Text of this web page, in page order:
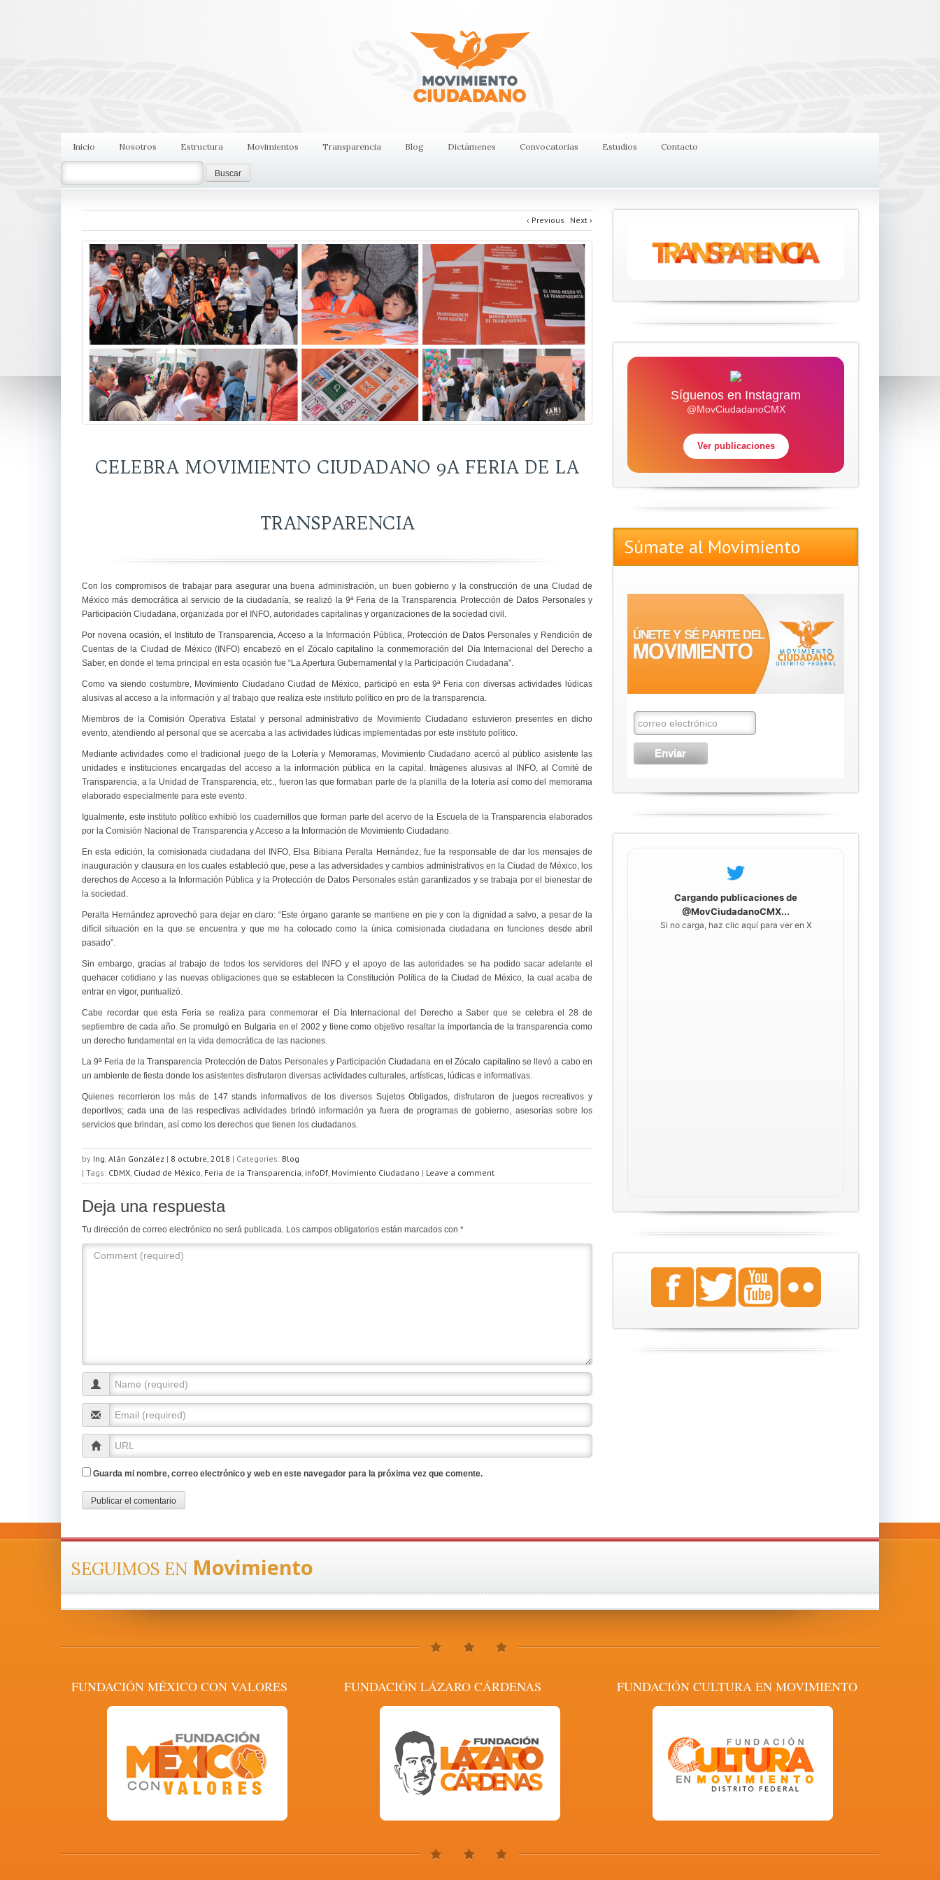
Inicio Nosotros Estructura Movimientos Transparencia Blog Dictámenes Convocatorias Estudios Contacto
‹ Previous Next ›
CELEBRA MOVIMIENTO CIUDADANO 9A FERIA DE LA
TRANSPARENCIA
Con los compromisos de trabajar para asegurar una buena administración, un buen gobierno y la construcción de una Ciudad de
México más democrática al servicio de la ciudadanía, se realizó la 9ª Feria de la Transparencia Protección de Datos Personales y
Participación Ciudadana, organizada por el INFO, autoridades capitalinas y organizaciones de la sociedad civil.
Por novena ocasión, el Instituto de Transparencia, Acceso a la Información Pública, Protección de Datos Personales y Rendición de
Cuentas de la Ciudad de México (INFO) encabezó en el Zócalo capitalino la conmemoración del Día Internacional del Derecho a
Saber, en donde el tema principal en esta ocasión fue “La Apertura Gubernamental y la Participación Ciudadana”.
Como va siendo costumbre, Movimiento Ciudadano Ciudad de México, participó en esta 9ª Feria con diversas actividades lúdicas
alusivas al acceso a la información y al trabajo que realiza este instituto político en pro de la transparencia.
Miembros de la Comisión Operativa Estatal y personal administrativo de Movimiento Ciudadano estuvieron presentes en dicho
evento, atendiendo al personal que se acercaba a las actividades lúdicas implementadas por este instituto político.
Mediante actividades como el tradicional juego de la Lotería y Memoramas, Movimiento Ciudadano acercó al público asistente las
unidades e instituciones encargadas del acceso a la información pública en la capital. Imágenes alusivas al INFO, al Comité de
Transparencia, a la Unidad de Transparencia, etc., fueron las que formaban parte de la planilla de la lotería así como del memorama
elaborado especialmente para este evento.
Igualmente, este instituto político exhibió los cuadernillos que forman parte del acervo de la Escuela de la Transparencia elaborados
por la Comisión Nacional de Transparencia y Acceso a la Información de Movimiento Ciudadano.
En esta edición, la comisionada ciudadana del INFO, Elsa Bibiana Peralta Hernández, fue la responsable de dar los mensajes de
inauguración y clausura en los cuales estableció que, pese a las adversidades y cambios administrativos en la Ciudad de México, los
derechos de Acceso a la Información Pública y la Protección de Datos Personales están garantizados y se trabaja por el bienestar de
la sociedad.
Peralta Hernández aprovechó para dejar en claro: “Este órgano garante se mantiene en pie y con la dignidad a salvo, a pesar de la
difícil situación en la que se encuentra y que me ha colocado como la única comisionada ciudadana en funciones desde abril
pasado”.
Sin embargo, gracias al trabajo de todos los servidores del INFO y el apoyo de las autoridades se ha podido sacar adelante el
quehacer cotidiano y las nuevas obligaciones que se establecen la Constitución Política de la Ciudad de México, la cual acaba de
entrar en vigor, puntualizó.
Cabe recordar que esta Feria se realiza para conmemorar el Día Internacional del Derecho a Saber que se celebra el 28 de
septiembre de cada año. Se promulgó en Bulgaria en el 2002 y tiene como objetivo resaltar la importancia de la transparencia como
un derecho fundamental en la vida democrática de las naciones.
La 9ª Feria de la Transparencia Protección de Datos Personales y Participación Ciudadana en el Zócalo capitalino se llevó a cabo en
un ambiente de fiesta donde los asistentes disfrutaron diversas actividades culturales, artísticas, lúdicas e informativas.
Quienes recorrieron los más de 147 stands informativos de los diversos Sujetos Obligados, disfrutaron de juegos recreativos y
deportivos; cada una de las respectivas actividades brindó información ya fuera de programas de gobierno, asesorías sobre los
servicios que brindan, así como los derechos que tienen los ciudadanos.
by Ing. Alán González | 8 octubre, 2018 | Categories: Blog
| Tags: CDMX Ciudad de México Feria de la Transparencia infoDf Movimiento Ciudadano | Leave a comment
Deja una respuesta
Tu dirección de correo electrónico no será publicada. Los campos obligatorios están marcados con *
Guarda mi nombre, correo electrónico y web en este navegador para la próxima vez que comente.
Síguenos en Instagram
@MovCiudadanoCMX
Ver publicaciones
Súmate al Movimiento
Cargando publicaciones de
@MovCiudadanoCMX...
Si no carga, haz clic aquí para ver en X
SEGUIMOS EN Movimiento
FUNDACIÓN MÉXICO CON VALORES FUNDACIÓN LÁZARO CÁRDENAS FUNDACIÓN CULTURA EN MOVIMIENTO